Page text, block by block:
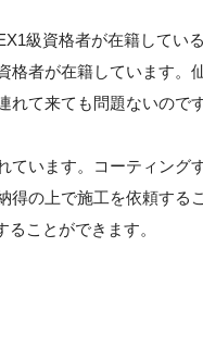
級資格者が在籍してい
者が在籍しています。
て来ても問題ないのです
います。コーティング
得の上で施工を依頼する
ことができます。